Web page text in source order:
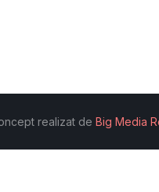
realizat de Big Media